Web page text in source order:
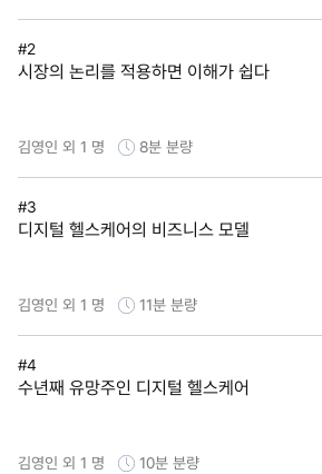
#2
시장의 논리를 적용하면 이해가 쉽다
김영인 외 1 명 8분 분량
#3
디지털 헬스케어의 비즈니스 모델
김영인 외 1 명 11분 분량
#4
수년째 유망주인 디지털 헬스케어
김영인 외 1 명 10분 분량